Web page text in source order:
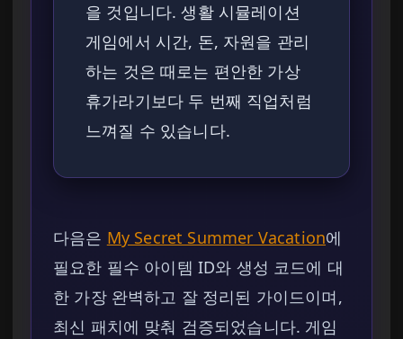
을 것입니다. 생활 시뮬레이션
게임에서 시간, 돈, 자원을 관리
하는 것은 때로는 편안한 가상
휴가라기보다 두 번째 직업처럼
느껴질 수 있습니다.
다음은 My Secret Summer Vacation에
필요한 필수 아이템 ID와 생성 코드에 대
한 가장 완벽하고 잘 정리된 가이드이며,
최신 패치에 맞춰 검증되었습니다. 게임